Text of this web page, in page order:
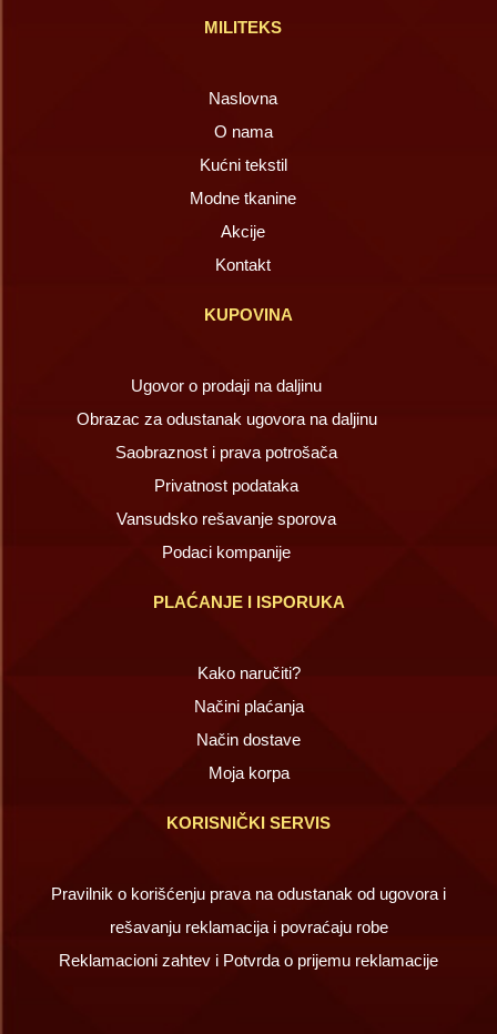
MILITEKS
Naslovna
O nama
Kućni tekstil
Modne tkanine
Akcije
Kontakt
KUPOVINA
Ugovor o prodaji na daljinu
Obrazac za odustanak ugovora na daljinu
Saobraznost i prava potrošača
Privatnost podataka
Vansudsko rešavanje sporova
Podaci kompanije
PLAĆANJE I ISPORUKA
Kako naručiti?
Načini plaćanja
Način dostave
Moja korpa
KORISNIČKI SERVIS
Pravilnik o korišćenju prava na odustanak od ugovora i
rešavanju reklamacija i povraćaju robe
Reklamacioni zahtev i Potvrda o prijemu reklamacije